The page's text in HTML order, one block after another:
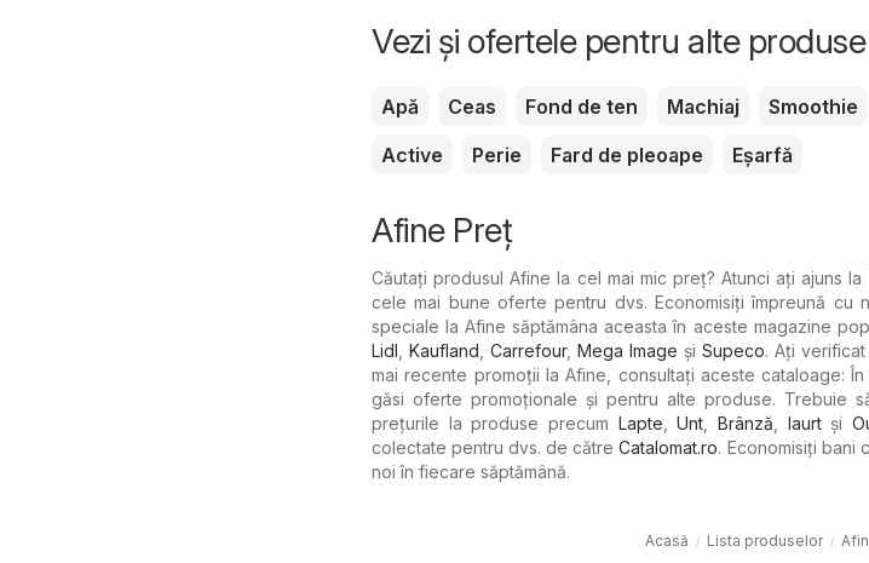
Vezi și ofertele pentru alte
Apă Ceas Fond de ten Machiaj Smoothie
Active
Perie Fard de pleoape Eșarfă
Afine Preț
Căutați produsul Afine la cel mai mic preț? Atunci ați ajuns la
cele mai bune oferte pentru dvs. Economisiți împreună cu
speciale la Afine săptămâna aceasta în aceste magazine
Lidl Kaufland Carrefour, Mega Image şi Supeco. Ați
mai recente promoții la Afine, consultați aceste cataloage:
găsi oferte promoționale și pentru alte produse. Trebuie
prețurile la produse precum Lapte ,Unt ,Brânză Iaurtşi
colectate pentru dvs. de cătreCatalomat.ro. Economisiți bani
noi în fiecare săptămână.
Acasă Lista produselor